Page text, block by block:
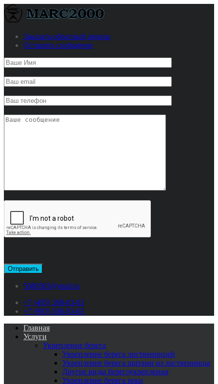
Заказать обратный звонок
Оставить сообщение
5080303@mail.ru
+7 (495) 508-03-03
+7 (903) 508-03-03
Главная
Услуги
Укрепление берега
Укрепление берега лиственницей
Укрепление берега щитами из лиственницы
Другие виды берегоукрепления
Укрепление берега реки